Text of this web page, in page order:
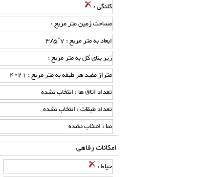
کلنگی :
مساحت زمین متر مربع :
ابعاد به متر مربع : 7*3/5
زیر بنای کل به متر مربع :
متراژ مفید هر طبقه به متر مربع : 21+4
تعداد اتاق ها : انتخاب نشده
تعداد طبقات : انتخاب نشده
نما : انتخاب نشده
امکانات رفاهی
حیاط :